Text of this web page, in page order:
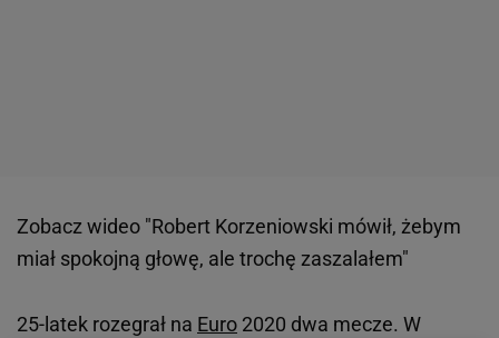
Zobacz wideo "Robert Korzeniowski mówił, żebym
miał spokojną głowę, ale trochę zaszalałem"
25-latek rozegrał na Euro 2020 dwa mecze. W